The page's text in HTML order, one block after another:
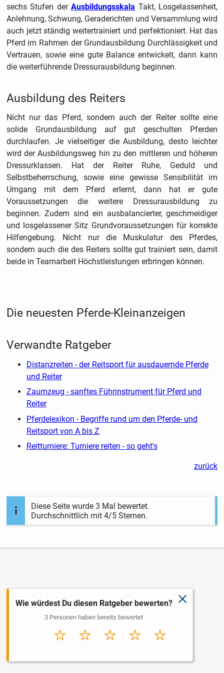
sechs Stufen derAusbildungsskala Takt, Losgelassenheit,
Anlehnung, Schwung, Geraderichten und Versammlung wird
auch jetzt ständig weitertrainiert und perfektioniert. Hat das
Pferd im Rahmen der Grundausbildung Durchlässigkeit und
Vertrauen, sowie eine gute Balance entwickelt, dann kann
die weiterführende Dressurausbildung beginnen.
Ausbildung des Reiters
Nicht nur das Pferd, sondern auch der Reiter sollte eine
solide Grundausbildung auf gut geschulten Pferden
durchlaufen. Je vielseitiger die Ausbildung, desto leichter
wird der Ausbildungsweg hin zu den mittleren und höheren
Dressurklassen. Hat der Reiter Ruhe, Geduld und
Selbstbeherrschung, sowie eine gewisse Sensibilität im
Umgang mit dem Pferd erlernt, dann hat er gute
Voraussetzungen die weitere Dressurausbildung zu
beginnen. Zudem sind ein ausbalancierter, geschmeidiger
und losgelassener Sitz Grundvoraussetzungen für korrekte
Hilfengebung. Nicht nur die Muskulatur des Pferdes,
sondern auch die des Reiters sollte gut trainiert sein, damit
beide in Teamarbeit Höchstleistungen erbringen können.
Die neuesten Pferde-Kleinanzeigen
Verwandte Ratgeber
Distanzreiten - der Reitsport für ausdauernde Pferde
und Reiter
Zaumzeug - sanftes Führinstrument für Pferd und
Reiter
Pferdelexikon - Begriffe rund um den Pferde- und
Reitsport von A bis Z
Reitturniere: Turniere reiten - so geht's
zurück
Diese Seite wurde3 Mal bewertet.
Durchschnittlich mit4/5 Sternen.
schließen
Wie würdest Du diesen Ratgeber bewerten?
3 Personen haben bereits bewertet